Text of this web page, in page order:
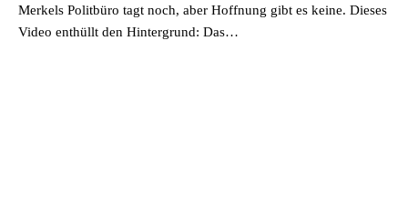
Merkels Politbüro tagt noch, aber Hoffnung gibt es keine. Dieses
Video enthüllt den Hintergrund: Das…